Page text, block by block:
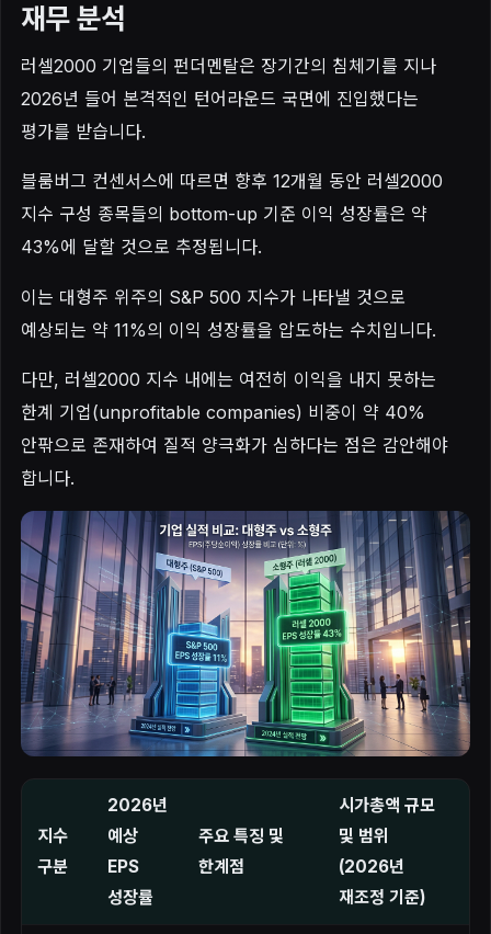
재무 분석
러셀2000 기업들의 펀더멘탈은 장기간의 침체기를 지나
2026년 들어 본격적인 턴어라운드 국면에 진입했다는
평가를 받습니다.
블룸버그 컨센서스에 따르면 향후 12개월 동안 러셀2000
지수 구성 종목들의 bottom-up 기준 이익 성장률은 약
43%에 달할 것으로 추정됩니다.
이는 대형주 위주의 S&P 500 지수가 나타낼 것으로
예상되는 약 11%의 이익 성장률을 압도하는 수치입니다.
다만, 러셀2000 지수 내에는 여전히 이익을 내지 못하는
한계 기업(unprofitable companies) 비중이 약 40%
안팎으로 존재하여 질적 양극화가 심하다는 점은 감안해야
합니다.
지수
구분
2026년
예상
EPS
성장률
주요 특징 및
한계점
시가총액 규모
및 범위
(2026년
재조정 기준)